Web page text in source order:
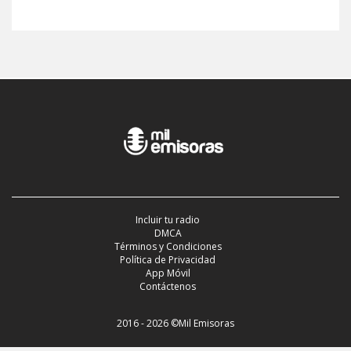
Incluir tu radio
DMCA
Términos y Condiciones
Política de Privacidad
App Móvil
Contáctenos
2016 - 2026 ©Mil Emisoras